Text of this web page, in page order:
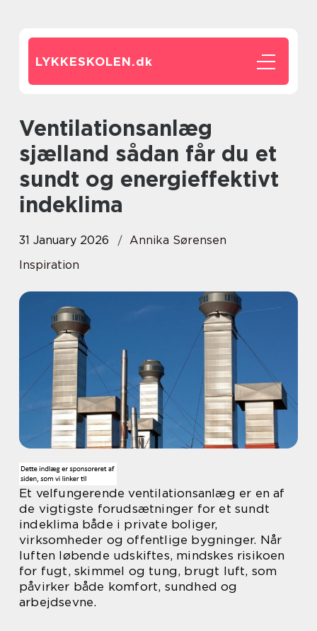
LYKKESKOLEN.dk
Ventilationsanlæg
sjælland sådan får du et
sundt og energieffektivt
indeklima
31 January 2026
Annika Sørensen
Inspiration
Et velfungerende ventilationsanlæg er en af
de vigtigste forudsætninger for et sundt
indeklima både i private boliger,
virksomheder og offentlige bygninger. Når
luften løbende udskiftes, mindskes risikoen
for fugt, skimmel og tung, brugt luft, som
påvirker både komfort, sundhed og
arbejdsevne.